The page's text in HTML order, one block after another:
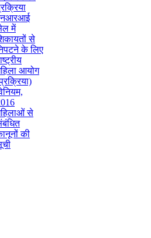
में
से
के लिए
आयोग
से
की